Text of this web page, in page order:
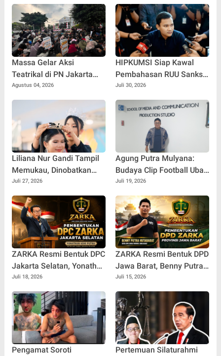
Massa Gelar Aksi
Teatrikal di PN Jakarta
Timur, Soroti Penanganan
Perkara Roy Suryo Cs
Agustus 04, 2026
HIPKUMSI Siap Kawal
Pembahasan RUU Sanksi
Pidana Penyimpangan
Seksual
Juli 30, 2026
Liliana Nur Gandi Tampil
Memukau, Dinobatkan
sebagai Best Speech Duta
Wisata Anak 2026
Juli 27, 2026
Agung Putra Mulyana:
Budaya Clip Football Ubah
Cara Masyarakat
Mengonsumsi Informasi
Olahraga
Juli 19, 2026
ZARKA Resmi Bentuk DPC
Jakarta Selatan, Yonathan
Adhi Putra Dipercaya
Pimpin Gerakan Kontrol
Sosial
Juli 18, 2026
ZARKA Resmi Bentuk DPD
Jawa Barat, Benny Putra
Hutabarat Pimpin
Konsolidasi Gerakan
Rakyat
Juli 15, 2026
Pengamat Soroti
Pertemuan Silaturahmi